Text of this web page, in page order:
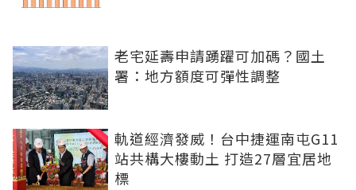
老宅延壽申請踴躍可加碼？國土
署：地方額度可彈性調整
軌道經濟發威！台中捷運南屯G11
站共構大樓動土 打造27層宜居地
標